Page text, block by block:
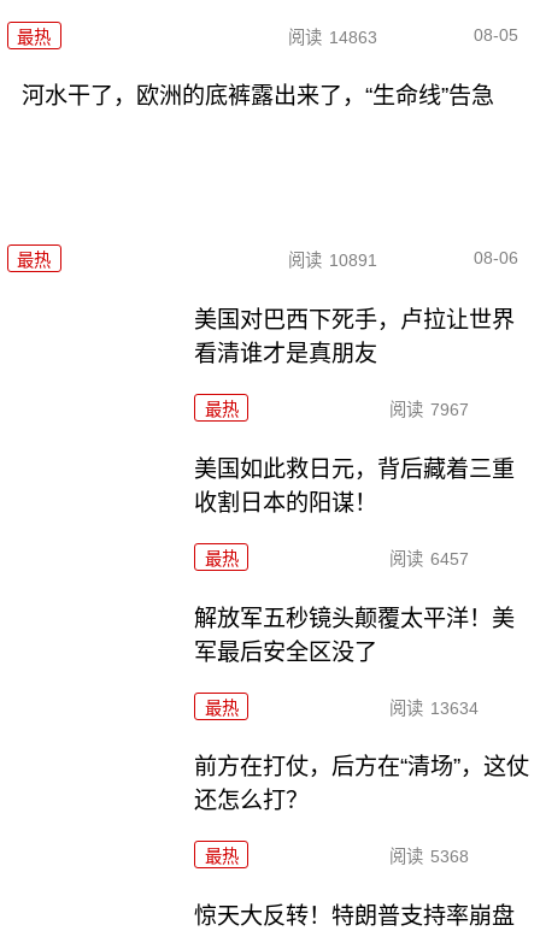
最热 阅读 14863 08-05
河水干了，欧洲的底裤露出来了，“生命线”告急
最热 阅读 10891 08-06
美国对巴西下死手，卢拉让世界
看清谁才是真朋友
最热 阅读 7967
美国如此救日元，背后藏着三重
收割日本的阳谋！
最热 阅读 6457
解放军五秒镜头颠覆太平洋！美
军最后安全区没了
最热 阅读 13634
前方在打仗，后方在“清场”，这仗
还怎么打？
最热 阅读 5368
惊天大反转！特朗普支持率崩盘